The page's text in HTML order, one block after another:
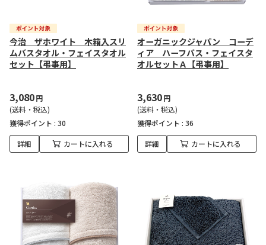
今治 ザホワイト 木箱入スリ
ムバスタオル・フェイスタオル
セット【弔事用】
3,080円
(送料・税込)
獲得ポイント : 30
詳細 カートに入れる
オーガニックジャパン コーデ
ィア ハーフバス・フェイスタ
オルセットＡ【弔事用】
3,630円
(送料・税込)
獲得ポイント : 36
詳細 カートに入れる